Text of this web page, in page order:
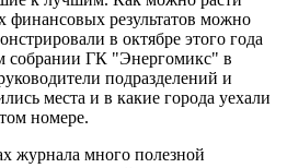
финансовых результатов можно
в октябре этого года
собрании ГК "Энергомикс" в
подразделений и
места и в какие города уехали
номере.
журнала много полезной